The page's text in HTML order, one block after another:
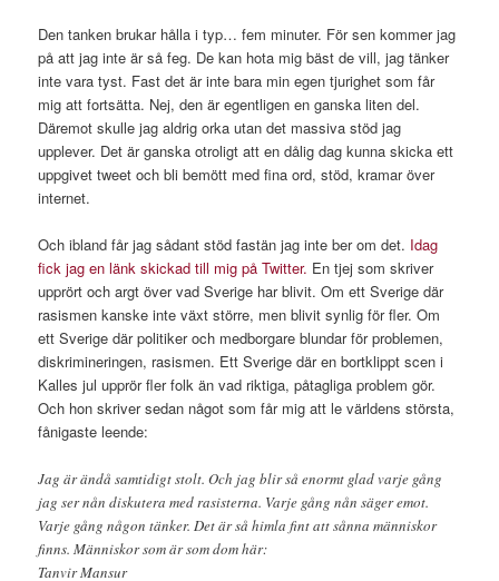
Den tanken brukar hålla i typ… fem minuter. För sen kommer jag
på att jag inte är så feg. De kan hota mig bäst de vill, jag tänker
inte vara tyst. Fast det är inte bara min egen tjurighet som får
mig att fortsätta. Nej, den är egentligen en ganska liten del.
Däremot skulle jag aldrig orka utan det massiva stöd jag
upplever. Det är ganska otroligt att en dålig dag kunna skicka ett
uppgivet tweet och bli bemött med fina ord, stöd, kramar över
internet.
Och ibland får jag sådant stöd fastän jag inte ber om det. Idag
fick jag en länk skickad till mig på Twitter. En tjej som skriver
upprört och argt över vad Sverige har blivit. Om ett Sverige där
rasismen kanske inte växt större, men blivit synlig för fler. Om
ett Sverige där politiker och medborgare blundar för problemen,
diskrimineringen, rasismen. Ett Sverige där en bortklippt scen i
Kalles jul upprör fler folk än vad riktiga, påtagliga problem gör.
Och hon skriver sedan något som får mig att le världens största,
fånigaste leende:
Jag är ändå samtidigt stolt. Och jag blir så enormt glad varje gång
jag ser nån diskutera med rasisterna. Varje gång nån säger emot.
Varje gång någon tänker. Det är så himla fint att sånna människor
finns. Människor som är som dom här:
Tanvir Mansur